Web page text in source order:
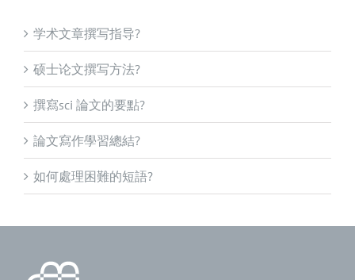
学术文章撰写指导?
硕士论文撰写方法?
撰寫sci 論文的要點?
論文寫作學習總結?
如何處理困難的短語?